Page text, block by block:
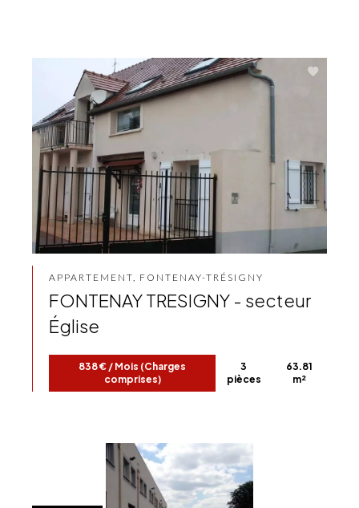
APPARTEMENT, FONTENAY-TRÉSIGNY
FONTENAY TRESIGNY - secteur
Église
838 € / Mois (Charges
comprises)
3
pièces
63.81
m²